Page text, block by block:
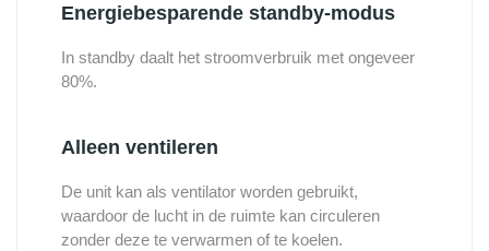
Energiebesparende standby-modus
In standby daalt het stroomverbruik met ongeveer
80%.
Alleen ventileren
De unit kan als ventilator worden gebruikt,
waardoor de lucht in de ruimte kan circuleren
zonder deze te verwarmen of te koelen.